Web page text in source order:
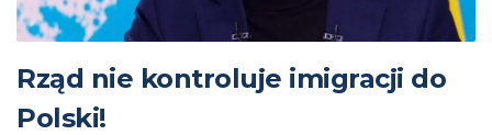
Rząd nie kontroluje imigracji do
Polski!